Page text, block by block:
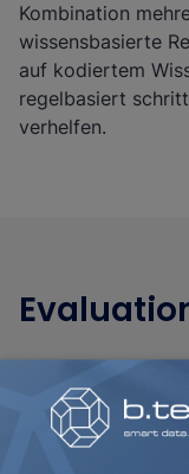
Kombination
wissensbasierte
auf kodiertem
regelbasiert
verhelfen.
Um den Erfolg
eine Live
Nutzerbefragung
hilfreich, ein